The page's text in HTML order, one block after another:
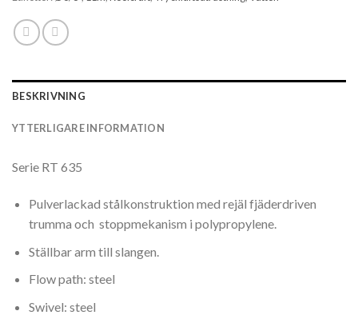
BESKRIVNING
YTTERLIGARE INFORMATION
Serie RT 635
Pulverlackad stålkonstruktion med rejäl fjäderdriven
trumma och stoppmekanism i polypropylene.
Ställbar arm till slangen.
Flow path: steel
Swivel: steel